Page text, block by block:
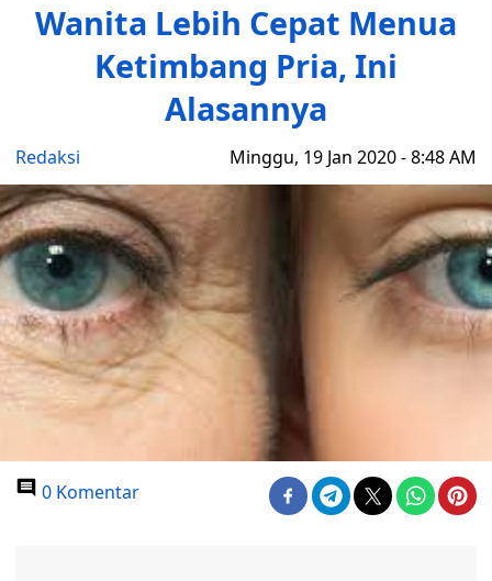
Wanita Lebih Cepat Menua
Ketimbang Pria, Ini
Alasannya
Redaksi Minggu, 19 Jan 2020 - 8:48 AM
0 Komentar